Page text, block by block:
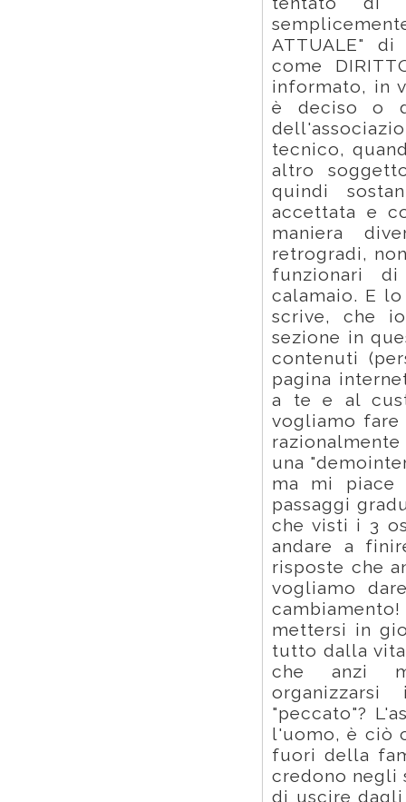
ATTUALE"
come
informato, in
è deciso o
tecnico,
altro
quindi
accettata e
maniera
retrogradi,
funzionari
calamaio. E
scrive, che
sezione in
contenuti
pagina
a te e al
vogliamo fare
una
ma mi piace
passaggi
che visti i 3
andare a
risposte che
vogliamo
mettersi in
tutto dalla
che anzi
"peccato"?
l'uomo, è ciò
fuori della
credono negli
di uscire